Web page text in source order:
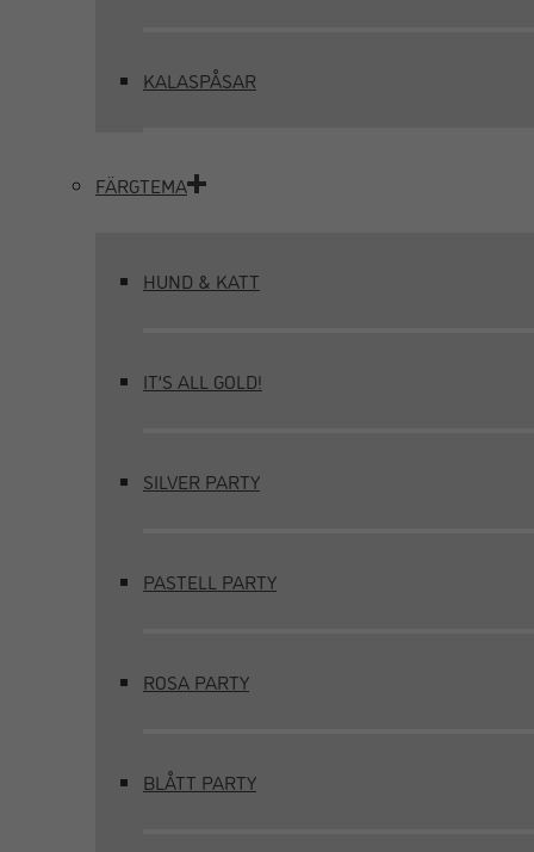
KALASPÅSAR
FÄRGTEMA
HUND & KATT
IT’S ALL GOLD!
SILVER PARTY
PASTELL PARTY
ROSA PARTY
BLÅTT PARTY